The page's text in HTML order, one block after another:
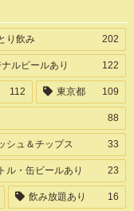
り飲み 202
ルビールあり 122
112 東京都 109
88
シュ＆チップス 33
ル・缶ビールあり 23
飲み放題あり 16